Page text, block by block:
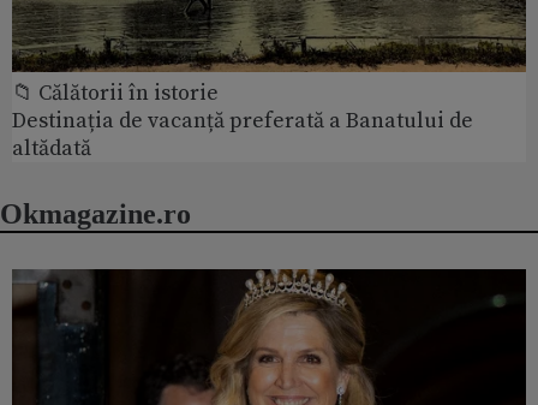
📁 Călătorii în istorie
Destinația de vacanță preferată a Banatului de
altădată
Okmagazine.ro